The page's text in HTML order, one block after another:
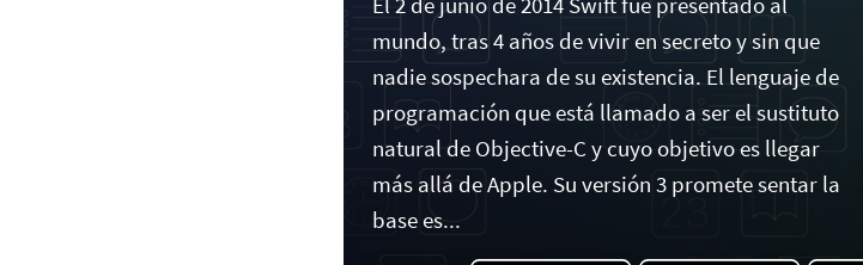
mundo, tras 4 años de vivir en secreto y sin que
nadie sospechara de su existencia. El lenguaje de
programación que está llamado a ser el sustituto
natural de Objective-C y cuyo objetivo es llegar
más allá de Apple. Su versión 3 promete sentar la
base es...